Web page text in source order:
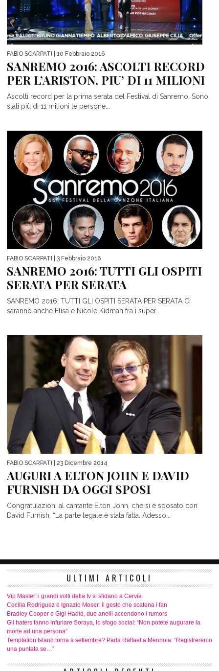
FABIO SCARPATI | 10 Febbraio 2016
SANREMO 2016: ASCOLTI RECORD
PER L’ARISTON, PIU’ DI 11 MILIONI
Ascolti record per la prima serata del Festival di Sanremo. Sono
stati più di 11 milioni le persone...
FABIO SCARPATI | 3 Febbraio 2016
SANREMO 2016: TUTTI GLI OSPITI
SERATA PER SERATA
SANREMO 2016: TUTTI GLI OSPITI SERATA PER SERATA Ci
saranno anche Elisa e Nicole Kidman fra i super...
FABIO SCARPATI | 23 Dicembre 2014
AUGURI A ELTON JOHN E DAVID
FURNISH DA OGGI SPOSI
Congratulazioni al cantante Elton John, che si è sposato con
David Furnish, “La parte legale è stata fatta. Adesso...
ULTIMI ARTICOLI
Vip Master: i grandi volti della tv si sfidano a Cervia
Cecilia Rodriguez e Ignazio Moser: il gesto che scatena i fan
Bradley Cooper e Gigi Hadid, due anelli accendono i rumors
Gli haters fanno infuriare Soraya, lo sfogo social: “Non potete augurare la
morte ad una persona”
Temptation Island torna a settembre? Parla Raffaella Mennoia: “Registreremo
una puntata se…”